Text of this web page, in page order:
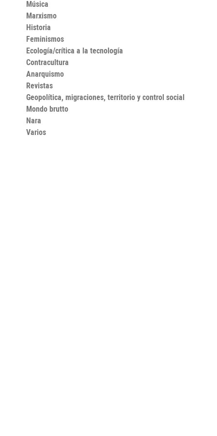
Música
Marxismo
Historia
Feminismos
Ecología/crítica a la tecnología
Contracultura
Anarquismo
Revistas
Geopolítica, migraciones, territorio y control social
Mondo brutto
Nara
Varios